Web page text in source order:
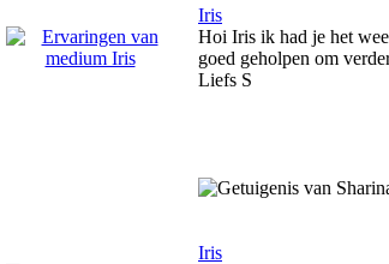
Iris
Hoi Iris ik had je het
goed geholpen om
Liefs S
Iris